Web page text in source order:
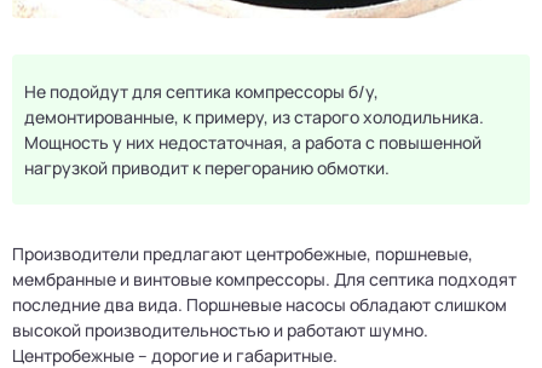
Не подойдут для септика компрессоры б/у,
демонтированные, к примеру, из старого холодильника.
Мощность у них недостаточная, а работа с повышенной
нагрузкой приводит к перегоранию обмотки.
Производители предлагают центробежные, поршневые,
мембранные и винтовые компрессоры. Для септика подходят
последние два вида. Поршневые насосы обладают слишком
высокой производительностью и работают шумно.
Центробежные – дорогие и габаритные.